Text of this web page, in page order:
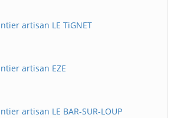
artisan LE TiGNET
artisan EZE
artisan LE BAR-SUR-LOUP